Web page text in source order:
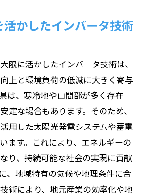
用事例とその効果
技術力と競争優位性
技術と再生可能エネルギーの
るインバータ技術の評価
とその展望
かしたインバータ技術
限に活かしたインバータ技術は、
上と環境負荷の低減に大きく寄与
は、寒冷地や山間部が多く存在
定な場合もあります。そのため、
用した太陽光発電システムや蓄電
ます。これにより、エネルギーの
り、持続可能な社会の実現に貢献
、地域特有の気候や地理条件に合
術により、地元産業の効率化や地